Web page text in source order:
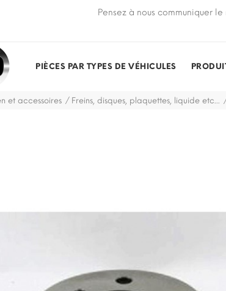
commande. Pensez à nous communiquer
PIÈCES PAR TYPES DE VÉHICULES
et accessoires Freins, disques, plaquettes, liquide etc...